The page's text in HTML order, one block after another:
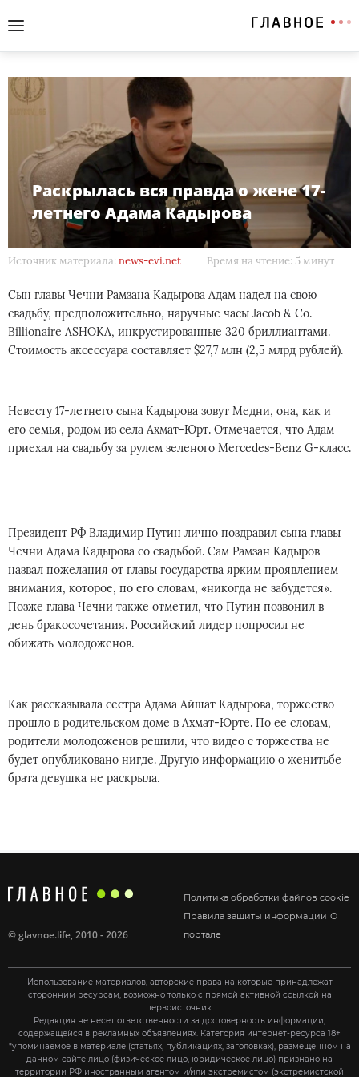
Раскрылась вся правда о жене 17-
летнего Адама Кадырова
Источник материала: news-evi.net Время на чтение: 5 минут
Сын главы Чечни Рамзана Кадырова Адам надел на свою
свадьбу, предположительно, наручные часы Jacob & Co.
Billionaire ASHOKA, инкрустированные 320 бриллиантами.
Стоимость аксессуара составляет $27,7 млн (2,5 млрд рублей).
Невесту 17-летнего сына Кадырова зовут Медни, она, как и
его семья, родом из села Ахмат-Юрт. Отмечается, что Адам
приехал на свадьбу за рулем зеленого Mercedes-Benz G-класс.
Президент РФ Владимир Путин лично поздравил сына главы
Чечни Адама Кадырова со свадьбой. Сам Рамзан Кадыров
назвал пожелания от главы государства ярким проявлением
внимания, которое, по его словам, «никогда не забудется».
Позже глава Чечни также отметил, что Путин позвонил в
день бракосочетания. Российский лидер попросил не
обижать молодоженов.
Как рассказывала сестра Адама Айшат Кадырова, торжество
прошло в родительском доме в Ахмат-Юрте. По ее словам,
родители молодоженов решили, что видео с торжества не
будет опубликовано нигде. Другую информацию о женитьбе
брата девушка не раскрыла.
Политика обработки файлов cookie
Правила защиты информации О
портале
©glavnoe.life, 2010 - 2026
Использование материалов, авторские права на которые принадлежат
сторонним ресурсам, возможно только с прямой активной ссылкой на
первоисточник.
Редакция не несет ответственности за достоверность информации,
содержащейся в рекламных объявлениях. Категория интернет-ресурса 18+
*упоминаемое в материале (статьях, публикациях, заголовках), размещённом на
данном сайте лицо (физическое лицо, юридическое лицо) признано на
территории РФ иностранным агентом и/или экстремистом (экстремистской